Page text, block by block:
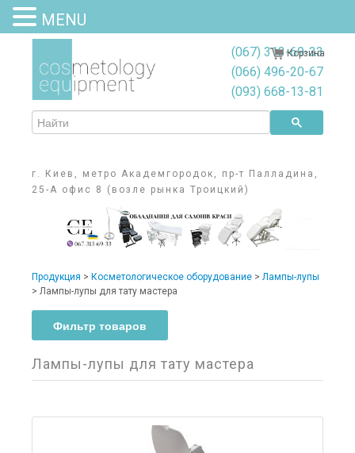
Корзина
г. Киев, метро Академгородок, пр-т Палладина,
25-А офис 8 (возле рынка Троицкий)
(067) 313-69-33
(066) 496-20-67
(093) 668-13-81
Продукция > Косметологическое оборудование > Лампы-лупы
> Лампы-лупы для тату мастера
Фильтр товаров
Фильтр товаров
Лампы-лупы для тату мастера
MENU